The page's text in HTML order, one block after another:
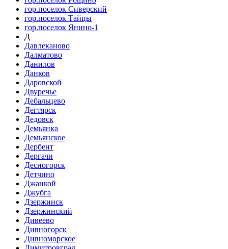
гор.поселок Сиверский
гор.поселок Тайцы
гор.поселок Янино-1
Д
Давлеканово
Далматово
Данилов
Данков
Даровской
Двуречье
Дебальцево
Дегтярск
Дедовск
Демьянка
Демьянское
Дербент
Дергачи
Десногорск
Детчино
Джанкой
Джубга
Дзержинск
Дзержинский
Дивеево
Дивногорск
Дивноморское